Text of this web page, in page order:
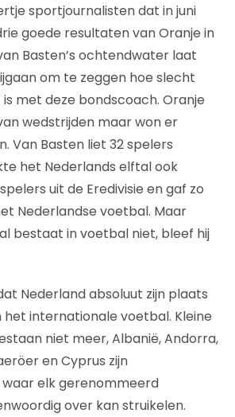
sportjournalisten dat in juni
goede resultaten van Oranje in
Basten’s ochtendwater laat
om te zeggen hoe slecht
met deze bondscoach. Oranje
wedstrijden maar won er
Van Basten liet 32 spelers
het Nederlands elftal ook
uit de Eredivisie en gaf zo
Nederlandse voetbal. Maar
bestaat in voetbal niet, bleef hij
Nederland absoluut zijn plaats
internationale voetbal. Kleine
niet meer, Albanië, Andorra,
en Cyprus zijn
elk gerenommeerd
over kan struikelen.